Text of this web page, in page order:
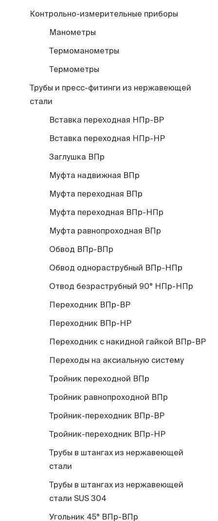
Контрольно-измерительные приборы
Манометры
Термоманометры
Термометры
Трубы и пресс-фитинги из нержавеющей
стали
Вставка переходная НПр-ВР
Вставка переходная НПр-НР
Заглушка ВПр
Муфта надвижная ВПр
Муфта переходная ВПр
Муфта переходная ВПр-НПр
Муфта равнопроходная ВПр
Обвод ВПр-ВПр
Обвод однораструбный ВПр-НПр
Отвод безраструбный 90° НПр-НПр
Переходник ВПр-ВР
Переходник ВПр-НР
Переходник с накидной гайкой ВПр-ВР
Переходы на аксиальную систему
Тройник переходной ВПр
Тройник равнопроходной ВПр
Тройник-переходник ВПр-ВР
Тройник-переходник ВПр-НР
Трубы в штангах из нержавеющей
стали
Трубы в штангах из нержавеющей
стали SUS 304
Угольник 45° ВПр-ВПр